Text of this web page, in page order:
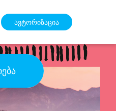
ავტორიზაცია